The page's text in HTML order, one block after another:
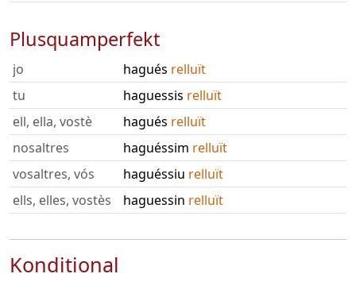
Plusquamperfekt
jo hagués relluït
tu
haguessis relluït
ell, ella, vostè
hagués relluït
nosaltres
haguéssim relluït
vosaltres, vós
haguéssiu relluït
ells, elles, vostès
haguessin relluït
Konditional